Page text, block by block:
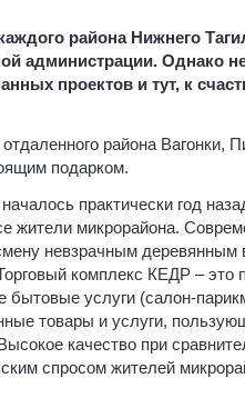
района Нижнего
администрации. Однако
проектов и тут, к
района Вагонки,
подарком.
практически год
жители микрорайона.
невзрачным деревянным
комплекс КЕДР – это
услуги (салон-
товары и услуги,
качество при
спросом жителей